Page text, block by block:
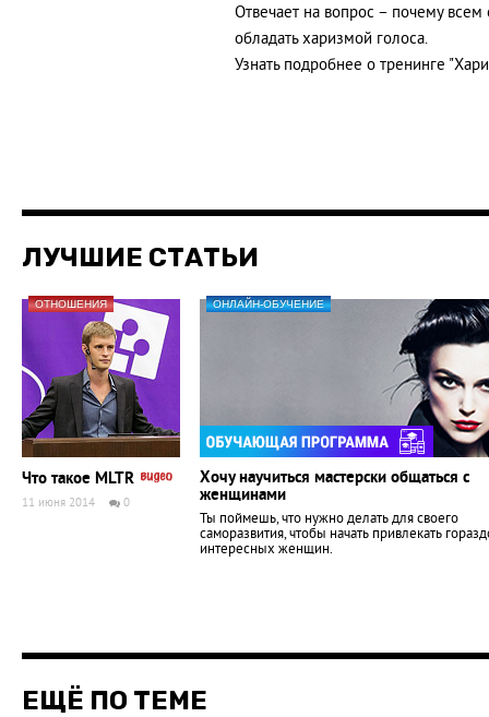
Отвечает на вопрос – почему
обладать харизмой голоса.
Узнать подробнее о тренинге
ЛУЧШИЕ СТАТЬИ
ОТНОШЕНИЯ
Что такое MLTR
11 июня 2014 0
ОНЛАЙН-ОБУЧЕНИЕ
Хочу научиться мастерски общаться с
женщинами
Ты поймешь, что нужно делать для своего
саморазвития, чтобы начать привлекать
интересных женщин.
ЕЩЁ ПО ТЕМЕ